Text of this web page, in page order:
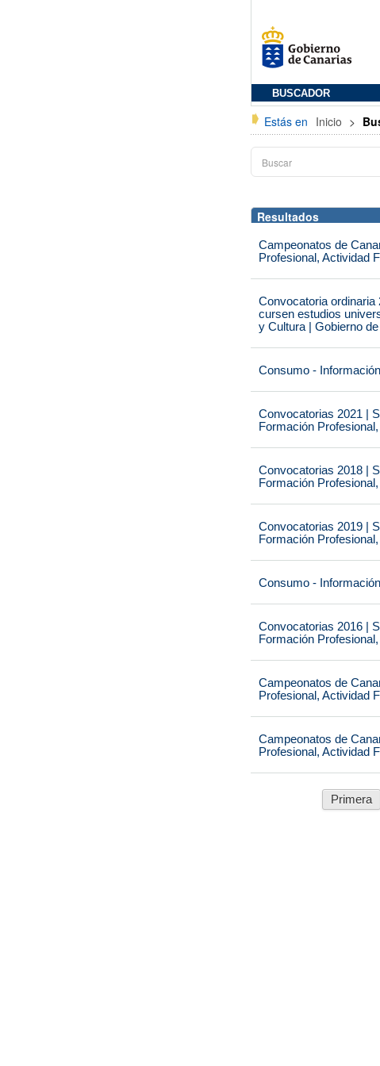
BUSCADOR
Estás en Inicio >
Resultados
Campeonatos de
Profesional, Actividad
Convocatoria ordinaria
cursen estudios
y Cultura | Gobierno
Consumo -
Convocatorias 2021 |
Formación
Convocatorias 2018 |
Formación
Convocatorias 2019 |
Formación
Consumo -
Convocatorias 2016 |
Formación
Campeonatos de
Profesional, Actividad
Campeonatos de
Profesional, Actividad
Primera